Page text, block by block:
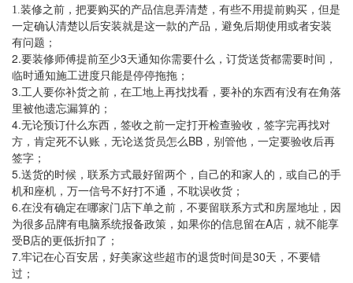
1.装修之前，把要购买的产品信息弄清楚，有些不用提前购买，但是
一定确认清楚以后安装就是这一款的产品，避免后期使用或者安装
有问题；
2.要装修师傅提前至少3天通知你需要什么，订货送货都需要时间，
临时通知施工进度只能是停停拖拖；
3.工人要你补货之前，在工地上再找找看，要补的东西有没有在角落
里被他遗忘漏算的；
4.无论预订什么东西，签收之前一定打开检查验收，签字完再找对
方，肯定死不认账，无论送货员怎么BB ，别管他，一定要验收后再
签字；
5.送货的时候，联系方式最好留两个，自己的和家人的，或自己的手
机和座机，万一信号不好打不通，不耽误收货；
6.在没有确定在哪家门店下单之前，不要留联系方式和房屋地址，因
为很多品牌有电脑系统报备政策，如果你的信息留在A店，就不能享
受B店的更低折扣了；
7.牢记在心百安居，好美家这些超市的退货时间是30天，不要错
过；